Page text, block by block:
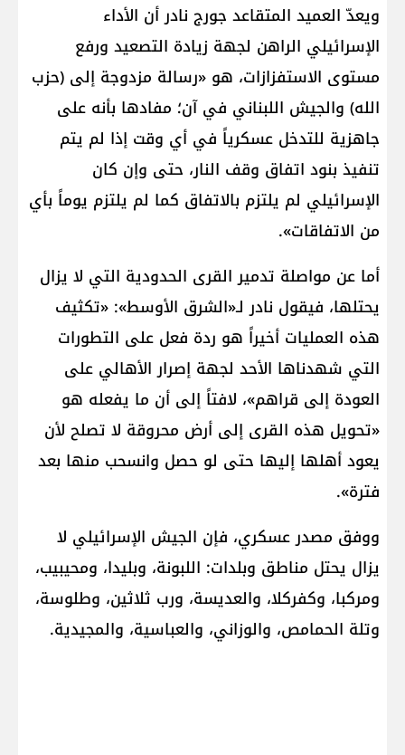
ويعدّ العميد المتقاعد جورج نادر أن الأداء
الإسرائيلي الراهن لجهة زيادة التصعيد ورفع
مستوى الاستفزازات، هو «رسالة مزدوجة إلى (حزب
الله) والجيش اللبناني في آن؛ مفادها بأنه على
جاهزية للتدخل عسكرياً في أي وقت إذا لم يتم
تنفيذ بنود اتفاق وقف النار، حتى وإن كان
الإسرائيلي لم يلتزم بالاتفاق كما لم يلتزم يوماً بأي
من الاتفاقات».
أما عن مواصلة تدمير القرى الحدودية التي لا يزال
يحتلها، فيقول نادر لـ«الشرق الأوسط»: «تكثيف
هذه العمليات أخيراً هو ردة فعل على التطورات
التي شهدناها الأحد لجهة إصرار الأهالي على
العودة إلى قراهم»، لافتاً إلى أن ما يفعله هو
«تحويل هذه القرى إلى أرض محروقة لا تصلح لأن
يعود أهلها إليها حتى لو حصل وانسحب منها بعد
فترة».
ووفق مصدر عسكري، فإن الجيش الإسرائيلي لا
يزال يحتل مناطق وبلدات: اللبونة، وبليدا، ومحيبيب،
ومركبا، وكفركلا، والعديسة، ورب ثلاثين، وطلوسة،
وتلة الحمامص، والوزاني، والعباسية، والمجيدية.